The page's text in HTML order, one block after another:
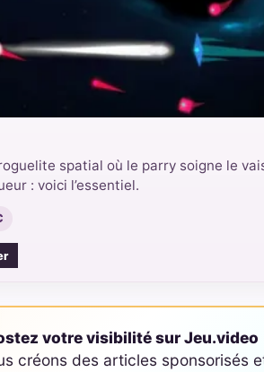
spatial où le parry soigne le
: voici l’essentiel.
votre visibilité sur Jeu.video
créons des articles sponsorisés